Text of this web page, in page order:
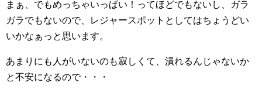
まぁ、でもめっちゃいっぱい！ってほどでもないし、ガラ
ガラでもないので、レジャースポットとしてはちょうどい
いかなぁっと思います。
あまりにも人がいないのも寂しくて、潰れるんじゃないか
と不安になるので・・・